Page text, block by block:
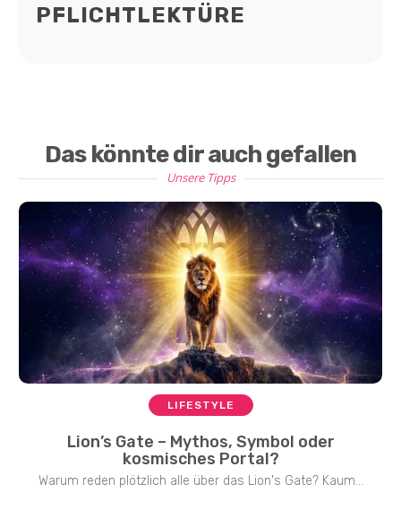
PFLICHTLEKTÜRE
Das könnte dir auch gefallen
Unsere Tipps
LIFESTYLE
Lion’s Gate – Mythos, Symbol oder
kosmisches Portal?
Warum reden plötzlich alle über das Lion's Gate? Kaum...